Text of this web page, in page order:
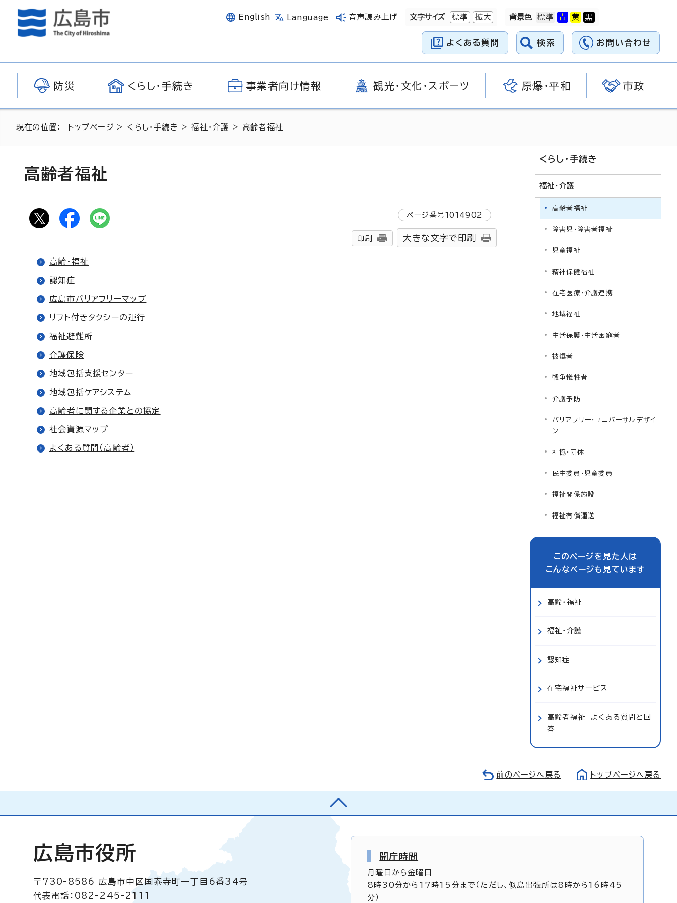
English Language 音声読み上げ 文字サイズ 標準 拡大 背景色
よくある質問 検索 お問い合わせ
防災 くらし・手続き 事業者向け情報 観光・文化・スポーツ 原爆・平和 市政
現在の位置： トップページ > くらし・手続き >福祉・介護 > 高齢者福祉
高齢者福祉
ページ番号1014902
印刷 大きな文字で印刷
高齢・福祉
認知症
広島市バリアフリーマップ
リフト付きタクシーの運行
福祉避難所
介護保険
地域包括支援センター
地域包括ケアシステム
高齢者に関する企業との協定
社会資源マップ
よくある質問（高齢者）
くらし・手続き
福祉・介護
高齢者福祉
障害児・障害者福祉
児童福祉
精神保健福祉
在宅医療・介護連携
地域福祉
生活保護・生活困窮者
被爆者
戦争犠牲者
介護予防
バリアフリー・ユニバーサルデザイ
ン
社協・団体
民生委員・児童委員
福祉関係施設
福祉有償運送
このページを見た人は
こんなページも見ています
高齢・福祉
福祉・介護
認知症
在宅福祉サービス
高齢者福祉 よくある質問と回
答
前のページへ戻る トップページへ戻る
広島市役所
〒730-8586
広島市中区国泰寺町一丁目6番34号
代表電話：082-245-2111
開庁時間
月曜日から金曜日
8時30分から17時15分まで（ただし、似島出張所は8時から16時45
分）